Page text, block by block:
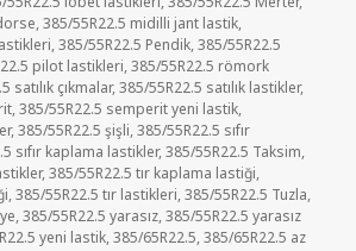
,385/55R22.5 midilli jant lastik,
,385/55R22.5 Pendik,385/55R22.5
pilot lastikleri,385/55R22.5 römork
satılık çıkmalar,385/55R22.5 satılık lastikler,
,385/55R22.5 semperit yeni lastik,
,385/55R22.5 şişli,385/55R22.5 sıfır
sıfır kaplama lastikler,385/55R22.5 Taksim,
,385/55R22.5 tır kaplama lastiği,
,385/55R22.5 tır lastikleri,385/55R22.5 Tuzla,
,385/55R22.5 yarasız,385/55R22.5 yarasız
yeni lastik,385/65R22.5,385/65R22.5 az